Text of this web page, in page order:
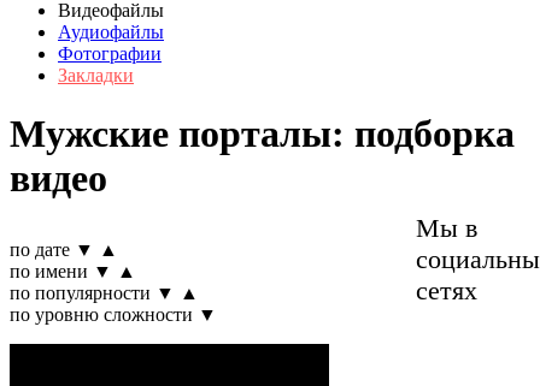
Видеофайлы
Аудиофайлы
Фотографии
Закладки
Мужские порталы: подборка
видео
Мы в
сетях
по дате ▼
▲
по имени ▼
▲
по популярности ▼
▲
по уровню сложности ▼